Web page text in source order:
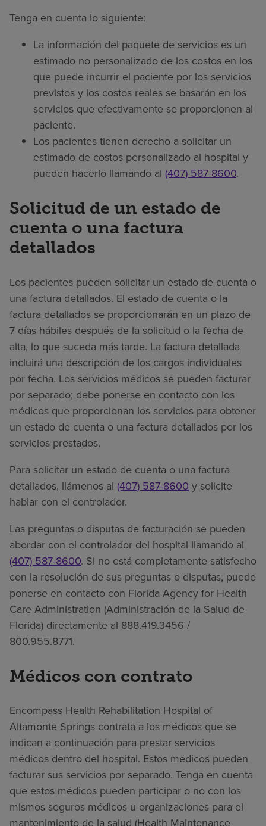
Tenga en cuenta lo siguiente:
La información del paquete de servicios es un
estimado no personalizado de los costos en los
que puede incurrir el paciente por los servicios
previstos y los costos reales se basarán en los
servicios que efectivamente se proporcionen al
paciente.
Los pacientes tienen derecho a solicitar un
estimado de costos personalizado al hospital y
pueden hacerlo llamando al (407) 587-8600.
Solicitud de un estado de
cuenta o una factura
detallados
Los pacientes pueden solicitar un estado de cuenta o
una factura detallados. El estado de cuenta o la
factura detallados se proporcionarán en un plazo de
7 días hábiles después de la solicitud o la fecha de
alta, lo que suceda más tarde. La factura detallada
incluirá una descripción de los cargos individuales
por fecha. Los servicios médicos se pueden facturar
por separado; debe ponerse en contacto con los
médicos que proporcionan los servicios para obtener
un estado de cuenta o una factura detallados por los
servicios prestados.
Para solicitar un estado de cuenta o una factura
detallados, llámenos al (407) 587-8600 y solicite
hablar con el controlador.
Las preguntas o disputas de facturación se pueden
abordar con el controlador del hospital llamando al
(407) 587-8600. Si no está completamente satisfecho
con la resolución de sus preguntas o disputas, puede
ponerse en contacto con Florida Agency for Health
Care Administration (Administración de la Salud de
Florida) directamente al 888.419.3456 /
800.955.8771.
Médicos con contrato
Encompass Health Rehabilitation Hospital of
Altamonte Springs contrata a los médicos que se
indican a continuación para prestar servicios
médicos dentro del hospital. Estos médicos pueden
facturar sus servicios por separado. Tenga en cuenta
que estos médicos pueden participar o no con los
mismos seguros médicos u organizaciones para el